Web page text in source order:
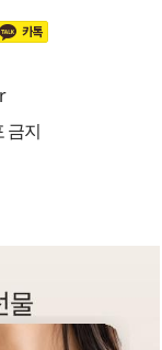
금지